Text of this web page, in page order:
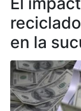
en la